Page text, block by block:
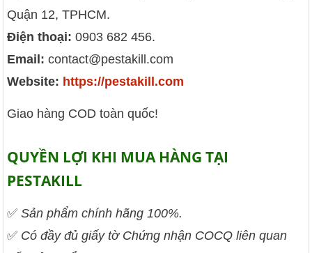
Quận 12, TPHCM.
Điện thoại: 0903 682 456.
Email: contact@pestakill.com
Website: https://pestakill.com
Giao hàng COD toàn quốc!
QUYỀN LỢI KHI MUA HÀNG TẠI
PESTAKILL
✅ Sản phẩm chính hãng 100%.
✅ Có đầy đủ giấy tờ Chứng nhận COCQ liên quan